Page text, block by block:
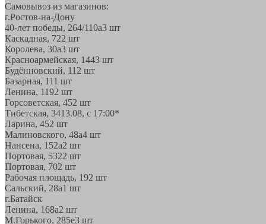
Самовывоз из магазинов:
г.Ростов-на-Дону
40-лет победы, 264/110а3 шт
Каскадная, 722 шт
Королева, 30а3 шт
Красноармейская, 1443 шт
Будённовский, 11 2 шт
Базарная, 111 шт
Ленина, 1192 шт
Горсоветская, 452 шт
Тибетская, 3413.08, с 17:00*
Ларина, 452 шт
Малиновского, 48а4 шт
Нансена, 152а2 шт
Портовая, 5322 шт
Портовая, 702 шт
Рабочая площадь, 192 шт
Сальский, 28a1 шт
г.Батайск
Ленина, 168а2 шт
М.Горького, 285е3 шт